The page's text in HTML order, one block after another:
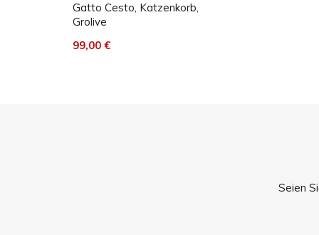
Gatto Cesto, Katzenkorb,
Grolive
99,00 €
Seien